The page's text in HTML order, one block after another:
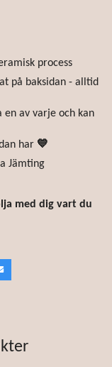
process
på baksidan - alltid
en av varje och kan
har 💙
Jämting
med dig vart du